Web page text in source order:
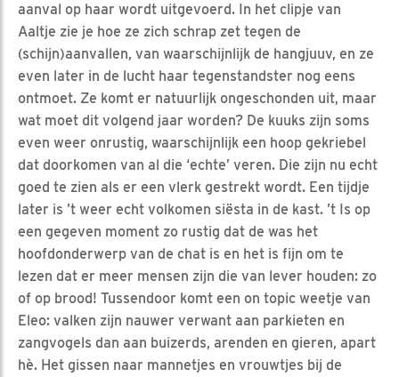
aanval op haar wordt uitgevoerd. In het clipje van
Aaltje zie je hoe ze zich schrap zet tegen de
(schijn)aanvallen, van waarschijnlijk de hangjuuv, en ze
even later in de lucht haar tegenstandster nog eens
ontmoet. Ze komt er natuurlijk ongeschonden uit, maar
wat moet dit volgend jaar worden? De kuuks zijn soms
even weer onrustig, waarschijnlijk een hoop gekriebel
dat doorkomen van al die ‘echte’ veren. Die zijn nu echt
goed te zien als er een vlerk gestrekt wordt. Een tijdje
later is ’t weer echt volkomen siësta in de kast. ’t Is op
een gegeven moment zo rustig dat de was het
hoofdonderwerp van de chat is en het is fijn om te
lezen dat er meer mensen zijn die van lever houden: zo
of op brood! Tussendoor komt een on topic weetje van
Eleo: valken zijn nauwer verwant aan parkieten en
zangvogels dan aan buizerds, arenden en gieren, apart
hè. Het gissen naar mannetjes en vrouwtjes bij de